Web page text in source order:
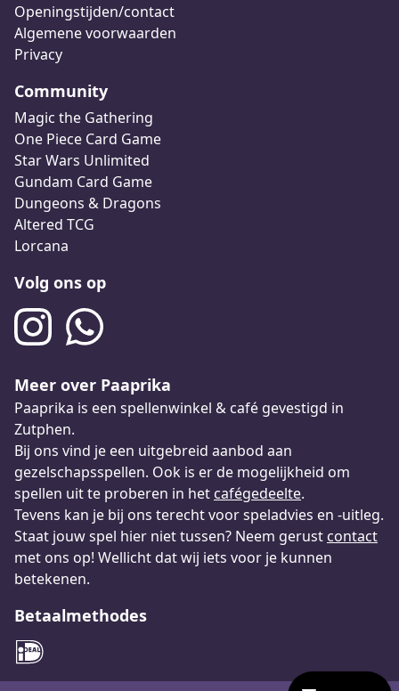
Openingstijden/contact
Algemene voorwaarden
Privacy
Community
Magic the Gathering
One Piece Card Game
Star Wars Unlimited
Gundam Card Game
Dungeons & Dragons
Altered TCG
Lorcana
Volg ons op
Meer over Paaprika
Paaprika is een spellenwinkel & café gevestigd in
Zutphen.
Bij ons vind je een uitgebreid aanbod aan
gezelschapsspellen. Ook is er de mogelijkheid om
spellen uit te proberen in het cafégedeelte.
Tevens kan je bij ons terecht voor speladvies en -uitleg.
Staat jouw spel hier niet tussen? Neem gerust contact
met ons op! Wellicht dat wij iets voor je kunnen
betekenen.
Betaalmethodes